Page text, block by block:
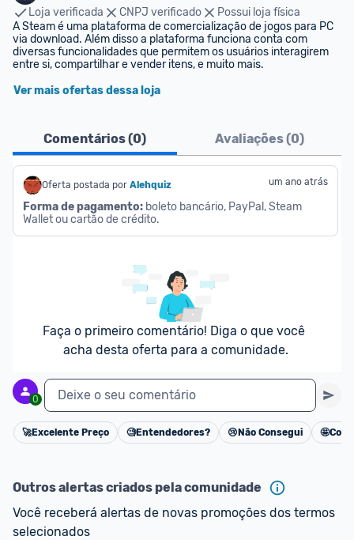
Loja verificada
CNPJ verificado
Possui loja física
A Steam é uma plataforma de comercialização de jogos para PC
via download. Além disso a plataforma funciona conta com
diversas funcionalidades que permitem os usuários interagirem
entre si, compartilhar e vender itens, e muito mais.
Ver mais ofertas dessa loja
Comentários (0) Avaliações (0)
Oferta postada por Alehquiz um ano atrás
Forma de pagamento: boleto bancário, PayPal, Steam
Wallet ou cartão de crédito.
Faça o primeiro comentário! Diga o que você
acha desta oferta para a comunidade.
0 Deixe o seu comentário
Cancelar
🚀Excelente Preço 🧐Entendedores? 😢 Não Consegui 🤩
Outros alertas criados pela comunidade
Você receberá alertas de novas promoções dos termos
selecionados